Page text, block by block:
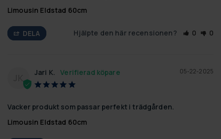
Limousin Eldstad 60cm
DELA Hjälpte den här recensionen? 0 0
05-22-2025
Jari K.
Vacker produkt som passar perfekt i trädgården.
Limousin Eldstad 60cm